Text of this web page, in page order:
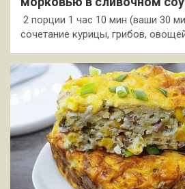
2 порции 1 час 10 мин (ваши 30
сочетание курицы, грибов,